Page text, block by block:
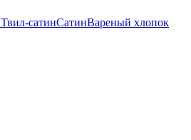
Твил-сатинСатинВареный хлопок